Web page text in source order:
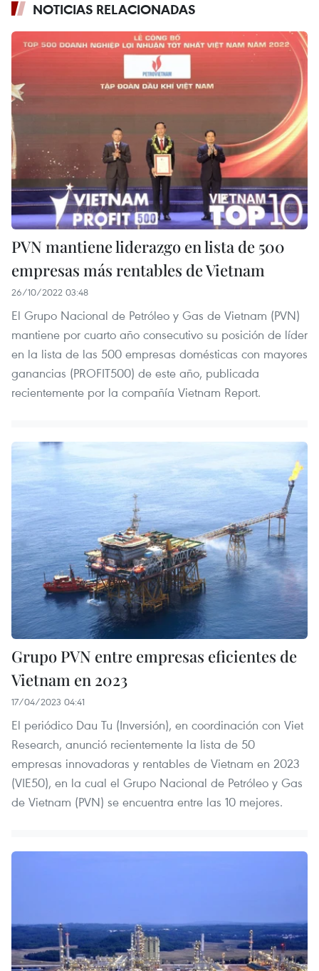
NOTICIAS RELACIONADAS
PVN mantiene liderazgo en lista de 500
empresas más rentables de Vietnam
26/10/2022 03:48
El Grupo Nacional de Petróleo y Gas de Vietnam (PVN)
mantiene por cuarto año consecutivo su posición de líder
en la lista de las 500 empresas domésticas con mayores
ganancias (PROFIT500) de este año, publicada
recientemente por la compañía Vietnam Report.
Grupo PVN entre empresas eficientes de
Vietnam en 2023
17/04/2023 04:41
El periódico Dau Tu (Inversión), en coordinación con Viet
Research, anunció recientemente la lista de 50
empresas innovadoras y rentables de Vietnam en 2023
(VIE50), en la cual el Grupo Nacional de Petróleo y Gas
de Vietnam (PVN) se encuentra entre las 10 mejores.